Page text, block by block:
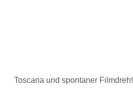
Toscana und spontaner Filmdreh!